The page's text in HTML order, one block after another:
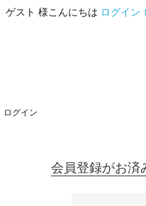
ゲスト 様こんにちは ログイン
ログイン
会員登録がお済